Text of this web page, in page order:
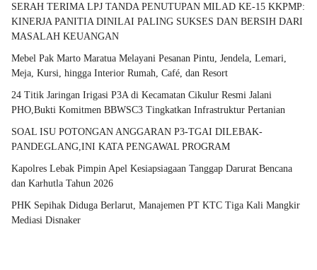
SERAH TERIMA LPJ TANDA PENUTUPAN MILAD KE-15 KKPMP:
KINERJA PANITIA DINILAI PALING SUKSES DAN BERSIH DARI
MASALAH KEUANGAN
Mebel Pak Marto Maratua Melayani Pesanan Pintu, Jendela, Lemari,
Meja, Kursi, hingga Interior Rumah, Café, dan Resort
24 Titik Jaringan Irigasi P3A di Kecamatan Cikulur Resmi Jalani
PHO,Bukti Komitmen BBWSC3 Tingkatkan Infrastruktur Pertanian
SOAL ISU POTONGAN ANGGARAN P3-TGAI DILEBAK-
PANDEGLANG,INI KATA PENGAWAL PROGRAM
Kapolres Lebak Pimpin Apel Kesiapsiagaan Tanggap Darurat Bencana
dan Karhutla Tahun 2026
PHK Sepihak Diduga Berlarut, Manajemen PT KTC Tiga Kali Mangkir
Mediasi Disnaker